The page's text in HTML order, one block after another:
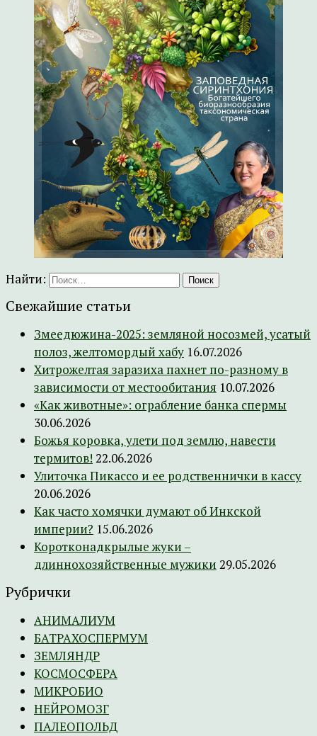
Найти:
Свежайшие статьи
Змеедюжина-2025: земляной носозмей, усатый
полоз, желтомордый хабу 16.07.2026
Хитрожелтая заразиха пахнет по-разному в
зависимости от местообитания 10.07.2026
«Как животные»: ограбление банка спермы
30.06.2026
Божья коровка, улети под землю, навести
термитов! 22.06.2026
Улиточка Пикассо и ее родственнички в кассу
20.06.2026
Как часто хомячки думают об Инкской
империи? 15.06.2026
Коротконадкрылые жуки –
длиннохозяйственные мужики 29.05.2026
Рубрички
АНИМАЛИУМ
БАТРАХОСПЕРМУМ
ЗЕМЛЯНДР
КОСМОСФЕРА
МИКРОБИО
НЕЙРОМОЗГ
ПАЛЕОПОЛЬД